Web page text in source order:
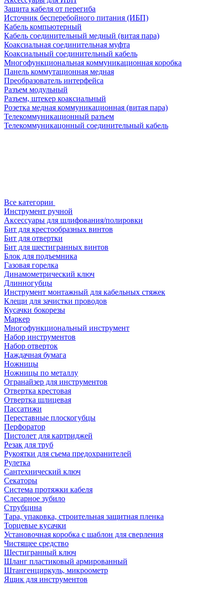
Защита кабеля от перегиба
Источник бесперебойного питания (ИБП)
Кабель компьютерный
Кабель соединительный медный (витая пара)
Коаксиальная соединительная муфта
Коаксиальный соединительный кабель
Многофункциональная коммуникационная коробка
Панель коммутационная медная
Преобразователь интерфейса
Разъем модульный
Разъем, штекер коаксиальный
Розетка медная коммуникационная (витая пара)
Телекоммуникационный разъем
Телекоммуникацонный соединительный кабель
Все категории
Инструмент ручной
Аксессуары для шлифования/полировки
Бит для крестообразных винтов
Бит для отвертки
Бит для шестигранных винтов
Блок для подъемника
Газовая горелка
Динамометрический ключ
Длинногубцы
Инструмент монтажный для кабельных стяжек
Клещи для зачистки проводов
Кусачки бокорезы
Маркер
Многофункциональный инструмент
Набор инструментов
Набор отверток
Наждачная бумага
Ножницы
Ножницы по металлу
Огранайзер для инструментов
Отвертка крестовая
Отвертка шлицевая
Пассатижи
Переставные плоскогубцы
Перфоратор
Пистолет для картриджей
Резак для труб
Рукоятки для съема предохранителей
Рулетка
Сантехнический ключ
Секаторы
Система протяжки кабеля
Слесарное зубило
Струбцина
Тара, упаковка, строительная защитная пленка
Торцевые кусачки
Установочная коробка с шаблон для сверления
Чистящее средство
Шестигранный ключ
Шланг пластиковый армированный
Штангенциркуль, микроометр
Ящик для инструментов